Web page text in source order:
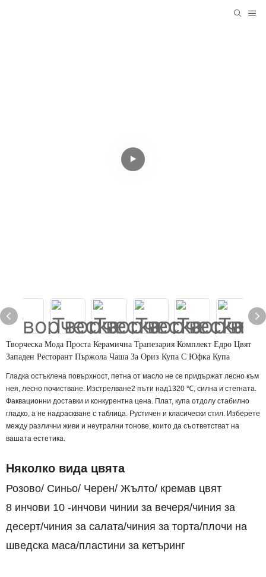
Творческа Мода Проста Керамична Трапезария Комплект Едро Цвят
Западен Ресторант Пържола Чаша За Ориз Купа С Юфка Купа
Гладка остъклена повърхност, петна от масло не се придържат лесно към
нея, лесно почистване. Изстрелване2 пъти над1320 ℃, силна и стегната.
Факвационни доставки и конкурентна цена. Плат, купа отдолу стабилно
гладко, а не надраскване с таблица. Рустичен и класически стил. Изберете
между различни живи и неутрални тонове, които да съответстват на
вашата естетика.
Няколко вида цвята
Розово/ Синьо/ Черен/ Жълто/ кремав цвят
8 инчови 10 -инчови чинии за вечеря/чиния за
десерт/чиния за салата/чиния за торта/плочи на
шведска маса/пластини за кетъринг